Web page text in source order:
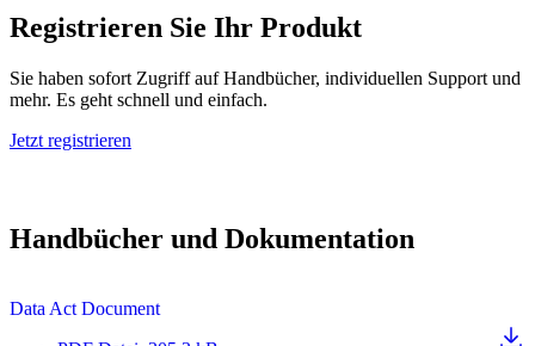
Registrieren Sie Ihr Produkt
Sie haben sofort Zugriff auf Handbücher, individuellen Support und
mehr. Es geht schnell und einfach.
Jetzt registrieren
Handbücher und Dokumentation
Data Act Document